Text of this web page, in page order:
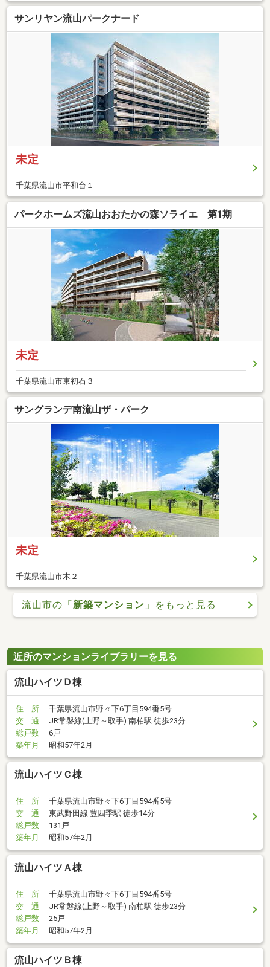
サンリヤン流山パークナード
未定
千葉県流山市平和台１
パークホームズ流山おおたかの森ソライエ 第1期
未定
千葉県流山市東初石３
サングランデ南流山ザ・パーク
未定
千葉県流山市木２
流山市の「新築マンション 」をもっと見る
近所のマンションライブラリーを見る
流山ハイツＤ棟
住 所
千葉県流山市野々下6丁目594番5号
交 通
JR常磐線(上野～取手) 南柏駅 徒歩23分
総戸数
6戸
築年月
昭和57年2月
流山ハイツＣ棟
住 所
千葉県流山市野々下6丁目594番5号
交 通
東武野田線 豊四季駅 徒歩14分
総戸数
131戸
築年月
昭和57年2月
流山ハイツＡ棟
住 所
千葉県流山市野々下6丁目594番5号
交 通
JR常磐線(上野～取手) 南柏駅 徒歩23分
総戸数
25戸
築年月
昭和57年2月
流山ハイツＢ棟